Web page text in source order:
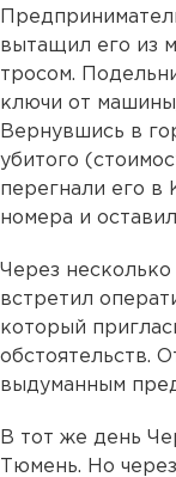
вытащил его из
тросом.
ключи от
Вернувшись в
убитого
перегнали его в
номера и
Через
встретил
который
обстоятельств.
выдуманным
В тот же день
Тюмень. Но